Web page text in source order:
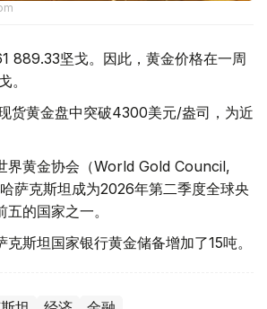
889.33坚戈。因此，黄金价格在一周
。
货黄金盘中突破4300美元/盎司，为近
界黄金协会（World Gold Council,
萨克斯坦成为2026年第二季度全球央
的国家之一。
斯坦国家银行黄金储备增加了15吨。